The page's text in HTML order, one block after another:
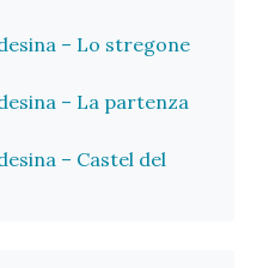
– Lo stregone
– La partenza
– Castel del